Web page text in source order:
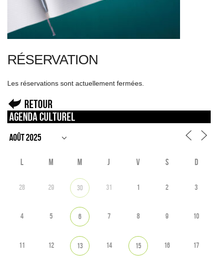
RÉSERVATION
Les réservations sont actuellement fermées.
Retour
Agenda culturel
L M M J V S D
28 29 30 31 1 2 3
4 5 6 7 8 9 10
11 12 13 14 15 16 17